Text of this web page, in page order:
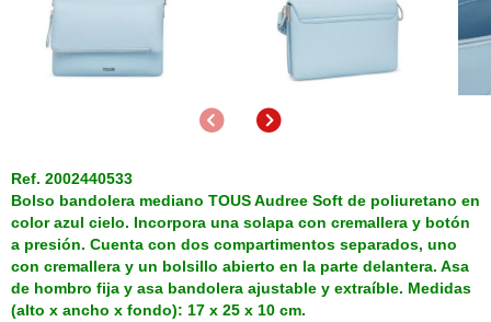
AnteriorSiguiente
Ref. 2002440533
Bolso bandolera mediano TOUS Audree Soft de poliuretano en
color azul cielo. Incorpora una solapa con cremallera y botón
a presión. Cuenta con dos compartimentos separados, uno
con cremallera y un bolsillo abierto en la parte delantera. Asa
de hombro fija y asa bandolera ajustable y extraíble. Medidas
(alto x ancho x fondo): 17 x 25 x 10 cm.